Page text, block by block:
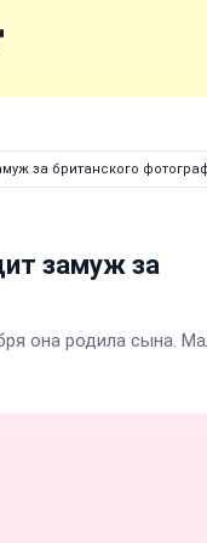
за британского
замуж за
она родила сына.